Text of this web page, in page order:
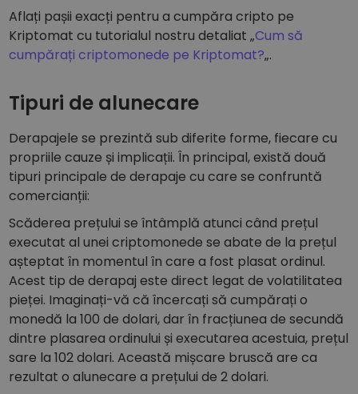
Aflați pașii exacți pentru a cumpăra cripto pe
Kriptomat cu tutorialul nostru detaliat „Cum să
cumpărați criptomonede pe Kriptomat?„.
Tipuri de alunecare
Derapajele se prezintă sub diferite forme, fiecare cu
propriile cauze și implicații. În principal, există două
tipuri principale de derapaje cu care se confruntă
comercianții:
Scăderea prețului se întâmplă atunci când prețul
executat al unei criptomonede se abate de la prețul
așteptat în momentul în care a fost plasat ordinul.
Acest tip de derapaj este direct legat de volatilitatea
pieței. Imaginați-vă că încercați să cumpărați o
monedă la 100 de dolari, dar în fracțiunea de secundă
dintre plasarea ordinului și executarea acestuia, prețul
sare la 102 dolari. Această mișcare bruscă are ca
rezultat o alunecare a prețului de 2 dolari.